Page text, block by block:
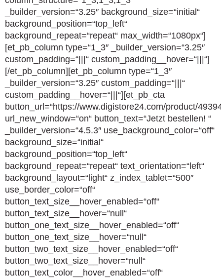
_builder_version=“3.25″ background_size=“initial“
background_position=“top_left“
background_repeat=“repeat“ max_width=“1080px“]
[et_pb_column type=“1_3″ _builder_version=“3.25″
custom_padding=“|||“ custom_padding__hover=“|||“]
[/et_pb_column][et_pb_column type=“1_3″
_builder_version=“3.25″ custom_padding=“|||“
custom_padding__hover=“|||“][et_pb_cta
button_url=“https://www.digistore24.com/product/
url_new_window=“on“ button_text=“Jetzt bestellen! “
_builder_version=“4.5.3″ use_background_color=“off“
background_size=“initial“
background_position=“top_left“
background_repeat=“repeat“ text_orientation=“left“
background_layout=“light“ z_index_tablet=“500″
use_border_color=“off“
button_text_size__hover_enabled=“off“
button_text_size__hover=“null“
button_one_text_size__hover_enabled=“off“
button_one_text_size__hover=“null“
button_two_text_size__hover_enabled=“off“
button_two_text_size__hover=“null“
button_text_color__hover_enabled=“off“